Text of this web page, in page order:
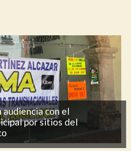
con el
por sitios del